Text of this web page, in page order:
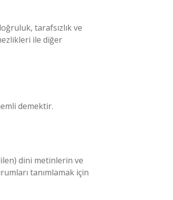
tarafsızlık ve
ile diğer
demektir.
dini metinlerin ve
tanımlamak için